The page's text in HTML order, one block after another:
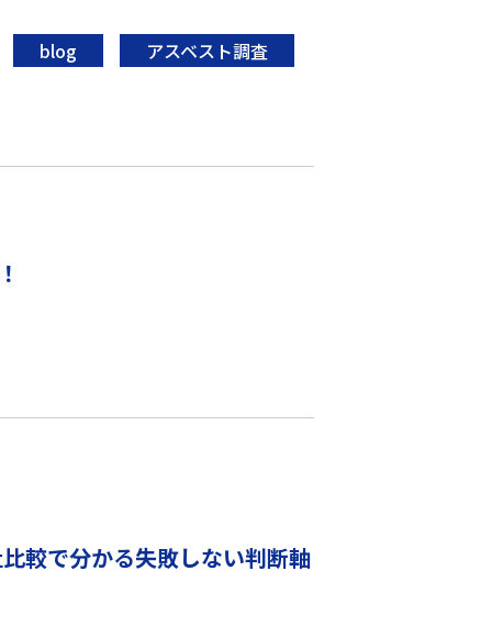
blog アスベスト調査
較で分かる失敗しない判断軸